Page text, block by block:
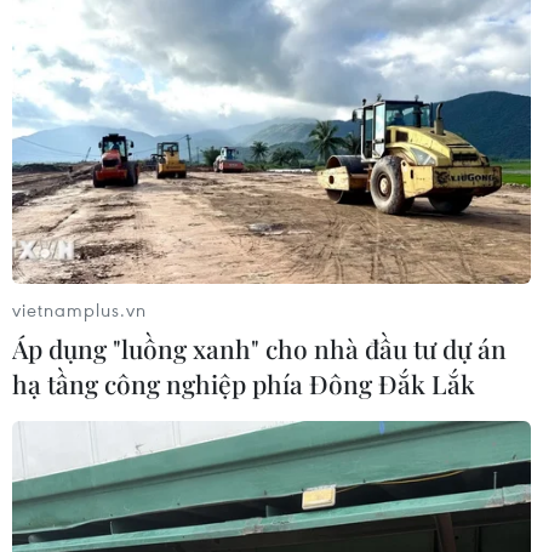
vietnamplus.vn
Áp dụng "luồng xanh" cho nhà đầu tư dự án
hạ tầng công nghiệp phía Đông Đắk Lắk